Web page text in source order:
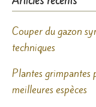
Couper du gazon
techniques
Plantes grimpantes
meilleures espèces